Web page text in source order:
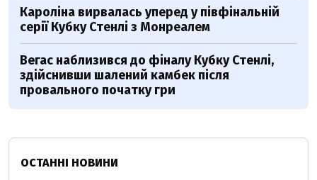
Кароліна вирвалась уперед у півфінальній
серії Кубку Стенлі з Монреалем
Вегас наблизився до фіналу Кубку Стенлі,
здійснивши шалений камбек після
провального початку гри
ОСТАННІ НОВИНИ